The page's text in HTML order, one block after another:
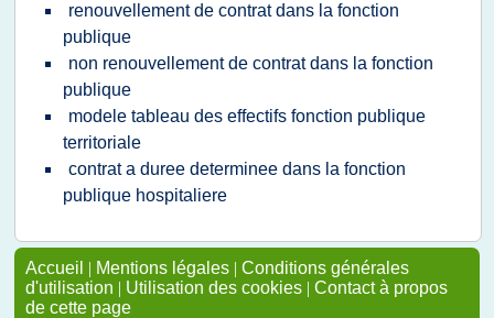
renouvellement de contrat dans la fonction
publique
non renouvellement de contrat dans la fonction
publique
modele tableau des effectifs fonction publique
territoriale
contrat a duree determinee dans la fonction
publique hospitaliere
Accueil | Mentions légales | Conditions générales
d'utilisation | Utilisation des cookies | Contact à propos
de cette page